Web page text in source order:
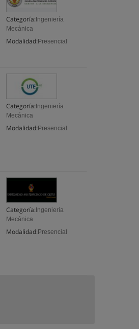
Categoría: Ingeniería
Mecánica
Modalidad: Presencial
Categoría: Ingeniería
Mecánica
Modalidad: Presencial
Categoría: Ingeniería
Mecánica
Modalidad: Presencial